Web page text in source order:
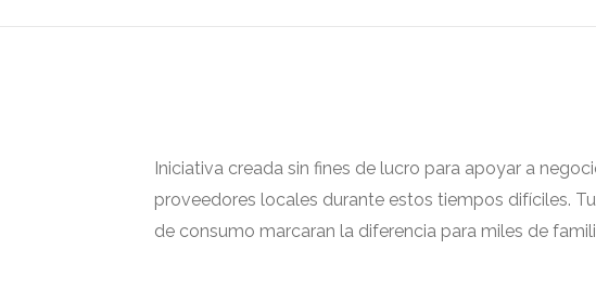
Iniciativa creada sin fines de lucro para apoyar a
proveedores locales durante estos tiempos difíciles.
de consumo marcaran la diferencia para miles de